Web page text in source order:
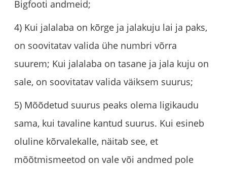
Bigfooti andmeid;
4) Kui jalalaba on kõrge ja jalakuju lai ja paks,
on soovitatav valida ühe numbri võrra
suurem; Kui jalalaba on tasane ja jala kuju on
sale, on soovitatav valida väiksem suurus;
5) Mõõdetud suurus peaks olema ligikaudu
sama, kui tavaline kantud suurus. Kui esineb
oluline kõrvalekalle, näitab see, et
mõõtmismeetod on vale või andmed pole